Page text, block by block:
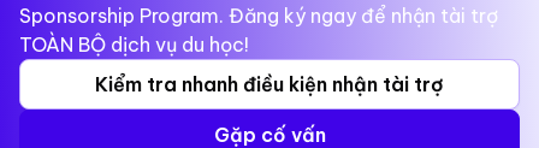
Sponsorship Program. Đăng ký ngay để nhận tài trợ
TOÀN BỘ dịch vụ du học!
Kiểm tra nhanh điều kiện nhận tài trợ
Gặp cố vấn